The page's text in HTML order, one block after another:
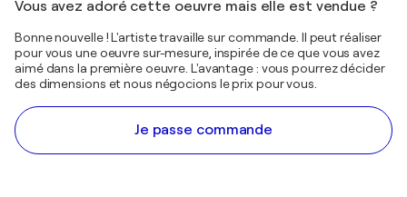
Vous avez adoré cette oeuvre mais elle est vendue ?
Bonne nouvelle ! L'artiste travaille sur commande. Il peut réaliser
pour vous une oeuvre sur-mesure, inspirée de ce que vous avez
aimé dans la première oeuvre. L'avantage : vous pourrez décider
des dimensions et nous négocions le prix pour vous.
Je passe commande